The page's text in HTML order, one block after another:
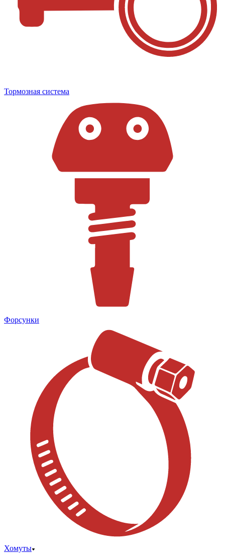
Тормозная система
Форсунки
Хомуты